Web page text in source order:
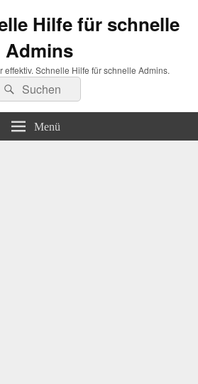
Hilfe für schnelle
Admins
effektiv. Schnelle Hilfe für schnelle Admins.
SuchenSuchen
Menü